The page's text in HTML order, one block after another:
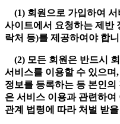
(1) 회원으로 가입하여 서
사이트에서 요청하는 제반
락처 등)를 제공하여야 합
(2) 모든 회원은 반드시
서비스를 이용할 수 있으며
정보를 등록하는 등 본인
은 서비스 이용과 관련하
관계 법령에 따라 처벌 받